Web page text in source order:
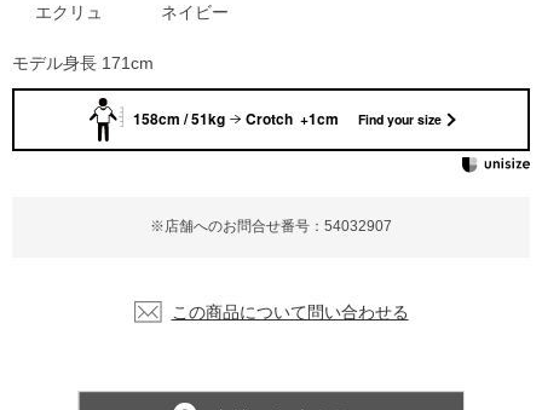
※店舗へのお問合せ番号：54032907
エクリュ ネイビー
この商品について問い合わせる
モデル身長 171cm
158cm / 51kg Crotch +1cm Find your size